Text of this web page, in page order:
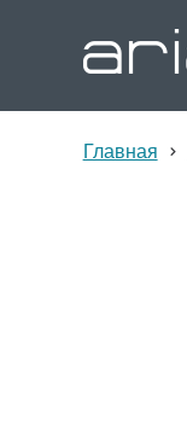
Главная